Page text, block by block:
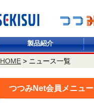
製品紹介
HOME > ニュース一覧
つつみNet会員メニュー